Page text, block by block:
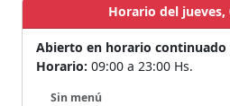
Horario del jueves,
Abierto en horario continuado
Horario: 09:00 a 23:00 Hs.
Sin menú